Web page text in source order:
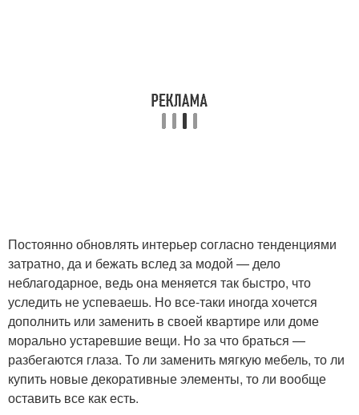
Постоянно обновлять интерьер согласно тенденциями
затратно, да и бежать вслед за модой — дело
неблагодарное, ведь она меняется так быстро, что
уследить не успеваешь. Но все-таки иногда хочется
дополнить или заменить в своей квартире или доме
морально устаревшие вещи. Но за что браться —
разбегаются глаза. То ли заменить мягкую мебель, то ли
купить новые декоративные элементы, то ли вообще
оставить все как есть.